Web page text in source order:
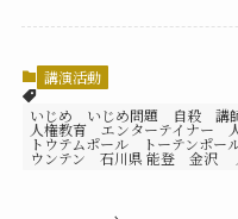
講演活動
いじめ いじめ問題 自殺
人権教育 エンターテイナ
トウテムポール トーテンポー
ウンテン 石川県 能登 金沢